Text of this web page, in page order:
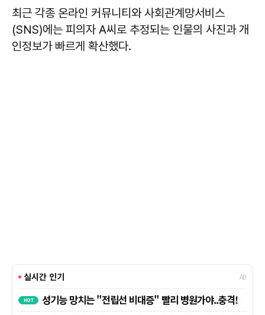
최근 각종 온라인 커뮤니티와 사회관계망서비스
(SNS)에는 피의자 A씨로 추정되는 인물의 사진과 개
인정보가 빠르게 확산했다.